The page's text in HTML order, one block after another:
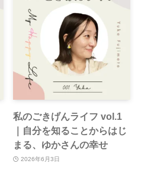
私のごきげんライフ vol.1
｜自分を知ることからはじ
まる、ゆかさんの幸せ
2026年6月3日